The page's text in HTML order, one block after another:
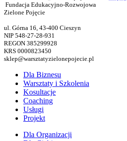
Fundacja Edukacyjno-Rozwojowa
Zielone Pojęcie
ul. Górna 16, 43-400 Cieszyn
NIP 548-27-28-931
REGON 385299928
KRS 0000823450
sklep@warsztatyzielonepojecie.pl
Dla Biznesu
Warsztaty i Szkolenia
Kosultacje
Coaching
Usługi
Projekt
Dla Organizacji